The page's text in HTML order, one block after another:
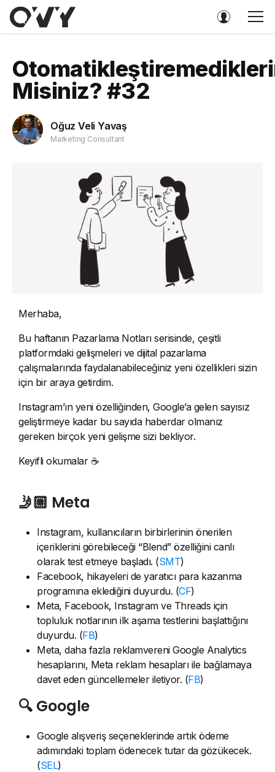
Misiniz? #32
Oğuz Veli Yavaş
Marketing Consultant
Merhaba,
Bu haftanın Pazarlama Notları serisinde, çeşitli
platformdaki gelişmeleri ve dijital pazarlama
çalışmalarında faydalanabileceğiniz yeni özellikleri sizin
için bir araya getirdim.
Instagram’ın yeni özelliğinden, Google’a gelen sayısız
geliştirmeye kadar bu sayıda haberdar olmanız
gereken birçok yeni gelişme sizi bekliyor.
Keyifli okumalar ☕️
🤳🏼 Meta
Instagram, kullanıcıların birbirlerinin önerilen
içeriklerini görebileceği “Blend” özelliğini canlı
olarak test etmeye başladı. (SMT)
Facebook, hikayeleri de yaratıcı para kazanma
programına eklediğini duyurdu. (CF)
Meta, Facebook, Instagram ve Threads için
topluluk notlarının ilk aşama testlerini başlattığını
duyurdu. (FB)
Meta, daha fazla reklamvereni Google Analytics
hesaplarını, Meta reklam hesapları ile bağlamaya
davet eden güncellemeler iletiyor. (FB)
🔍 Google
Google alışveriş seçeneklerinde artık ödeme
adımındaki toplam ödenecek tutar da gözükecek.
(SEL)